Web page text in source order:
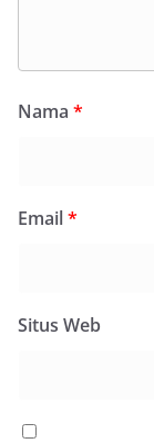
Nama *
Email*
Situs Web